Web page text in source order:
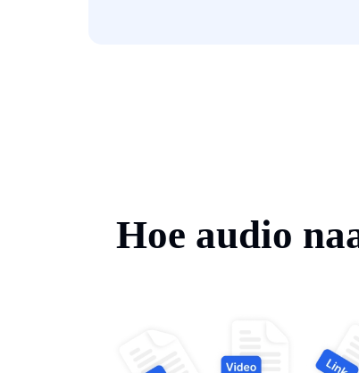
Hoe audio